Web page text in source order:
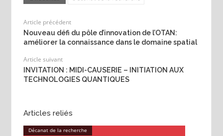
Article précédent
Nouveau défi du pôle d’innovation de l’OTAN:
améliorer la connaissance dans le domaine spatial
Article suivant
INVITATION : MIDI-CAUSERIE – INITIATION AUX
TECHNOLOGIES QUANTIQUES
Articles reliés
Décanat de la recherche